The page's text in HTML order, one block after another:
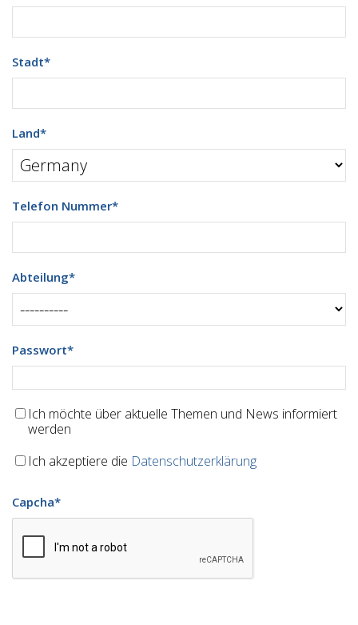
Stadt*
Land*
Telefon Nummer*
Abteilung*
Passwort*
Ich möchte über aktuelle Themen und News informiert
werden
Ich akzeptiere die Datenschutzerklärung
Capcha*